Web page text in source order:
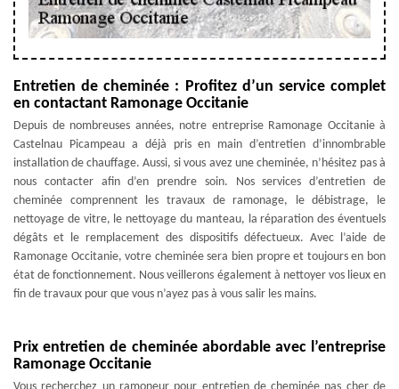
Entretien de cheminée : Profitez d’un service complet
en contactant Ramonage Occitanie
Depuis de nombreuses années, notre entreprise Ramonage Occitanie à
Castelnau Picampeau a déjà pris en main d’entretien d’innombrable
installation de chauffage. Aussi, si vous avez une cheminée, n’hésitez pas à
nous contacter afin d’en prendre soin. Nos services d’entretien de
cheminée comprennent les travaux de ramonage, le débistrage, le
nettoyage de vitre, le nettoyage du manteau, la réparation des éventuels
dégâts et le remplacement des dispositifs défectueux. Avec l’aide de
Ramonage Occitanie, votre cheminée sera bien propre et toujours en bon
état de fonctionnement. Nous veillerons également à nettoyer vos lieux en
fin de travaux pour que vous n’ayez pas à vous salir les mains.
Prix entretien de cheminée abordable avec l’entreprise
Ramonage Occitanie